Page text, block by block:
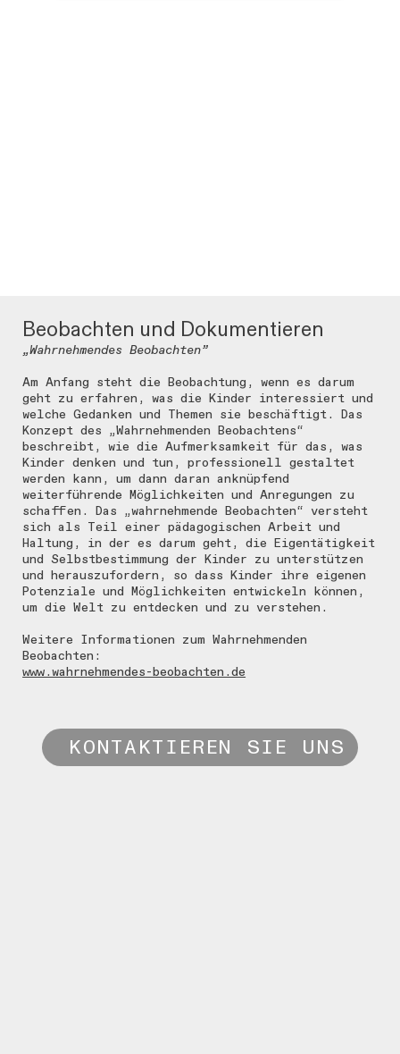
Beobachten und Dokumentieren
„Wahrnehmendes Beobachten”
Am Anfang steht die Beobachtung, wenn es darum
geht zu erfahren, was die Kinder interessiert und
welche Gedanken und Themen sie beschäftigt. Das
Konzept des „Wahrnehmenden Beobachtens“
beschreibt, wie die Aufmerksamkeit für das, was
Kinder denken und tun, professionell gestaltet
werden kann, um dann daran anknüpfend
weiterführende Möglichkeiten und Anregungen zu
schaffen. Das „wahrnehmende Beobachten“ versteht
sich als Teil einer pädagogischen Arbeit und
Haltung, in der es darum geht, die Eigentätigkeit
und Selbstbestimmung der Kinder zu unterstützen
und herauszufordern, so dass Kinder ihre eigenen
Potenziale und Möglichkeiten entwickeln können,
um die Welt zu entdecken und zu verstehen.
Weitere Informationen zum Wahrnehmenden
Beobachten:
www.wahrnehmendes-beobachten.de
KONTAKTIEREN SIE UNS